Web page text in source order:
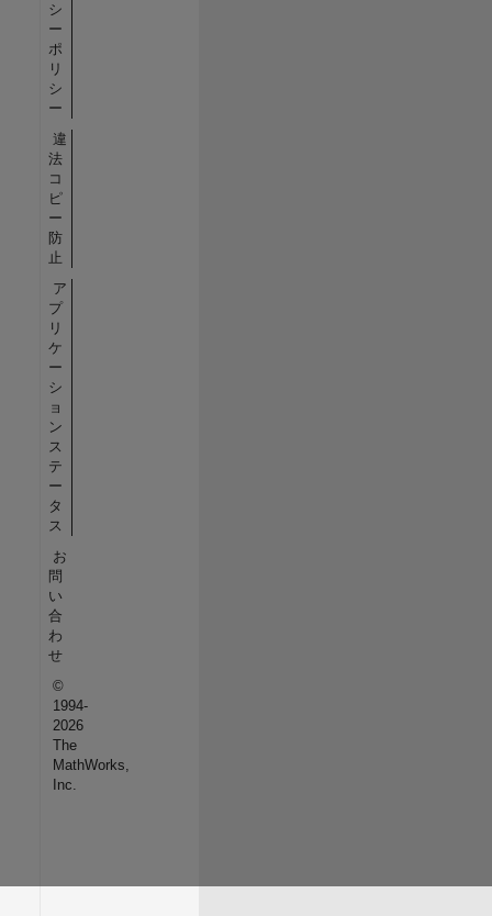
シ
ー
ポ
リ
シ
ー
違
法
コ
ピ
ー
防
止
ア
プ
リ
ケ
ー
シ
ョ
ン
ス
テ
ー
タ
ス
お
問
い
合
わ
せ
©
1994-
2026
The
MathWorks,
Inc.